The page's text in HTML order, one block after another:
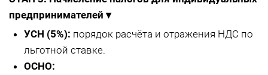
предпринимателей ▾
УСН (5%): порядок расчёта и отражения НДС по
льготной ставке.
ОСНО: